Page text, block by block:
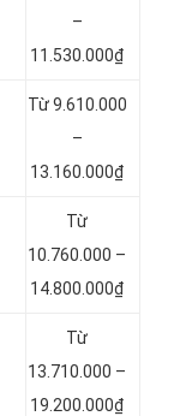
–
11.530.000₫
Từ 9.610.000
–
13.160.000₫
Từ
10.760.000 –
14.800.000₫
Từ
13.710.000 –
19.200.000₫